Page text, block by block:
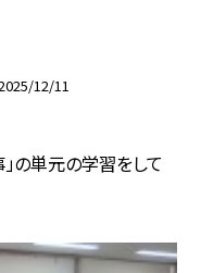
12/11
の単元の学習をして